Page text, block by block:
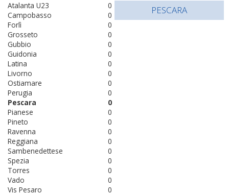
0
Atalanta U23
0
Campobasso
0
Forlì
0
Grosseto
0
Gubbio
0
Guidonia
0
Latina
0
Livorno
0
Ostiamare
0
Perugia
0
Pescara
0
Pianese
0
Pineto
0
Ravenna
0
Reggiana
0
Sambenedettese
0
Spezia
0
Torres
0
Vado
0
Vis Pesaro
PESCARA